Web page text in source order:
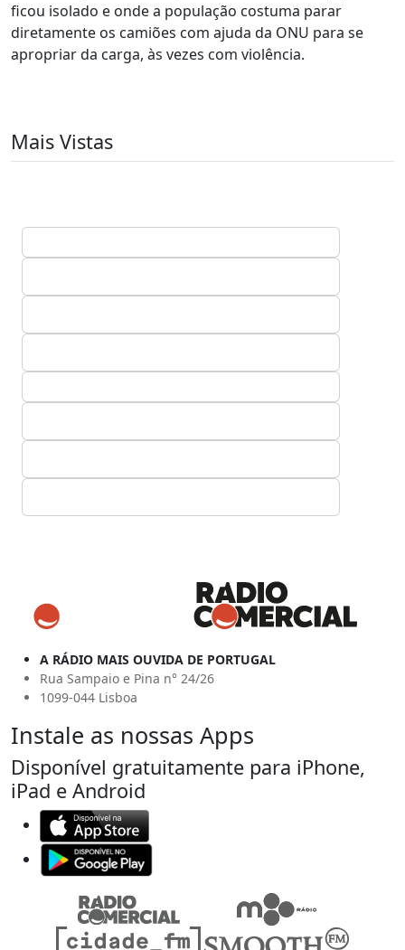
ficou isolado e onde a população costuma parar
diretamente os camiões com ajuda da ONU para se
apropriar da carga, às vezes com violência.
Mais Vistas
A RÁDIO MAIS OUVIDA DE PORTUGAL
Rua Sampaio e Pina n° 24/26
1099-044 Lisboa
Instale as nossas Apps
Disponível gratuitamente para iPhone,
iPad e Android